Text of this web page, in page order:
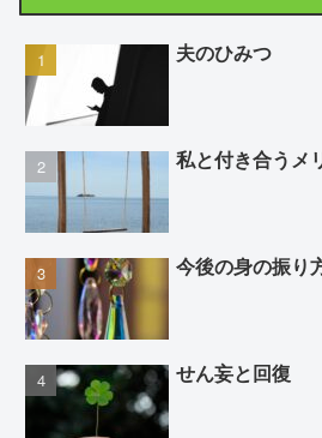
夫のひみつ
私と付き合うメ
今後の身の振り
せん妄と回復